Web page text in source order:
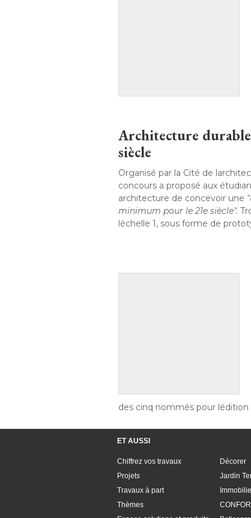
Architecture
siècle
Organisé par la Cité de
concours a proposé aux
architecture de concevoir une
minimum pour le 21e siècle".
léchelle 1, sous forme de
des cinq nommés pour
ET AUSSI
Chiffrez vos travaux
Projets
Travaux à part
Thèmes
Décorer
Jardin